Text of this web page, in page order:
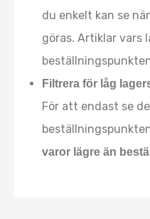
du enkelt kan se
göras. Artiklar vars
Filtrera för låg
För att endast se
varor lägre än